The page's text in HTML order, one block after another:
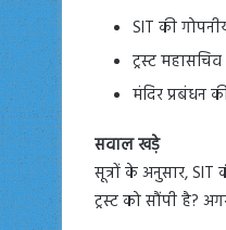
SIT की
ट्रस्ट
मंदिर प्रबंधन
सवाल खड़े
सूत्रों के अनुसार, SIT
ट्रस्ट को सौंपी है?